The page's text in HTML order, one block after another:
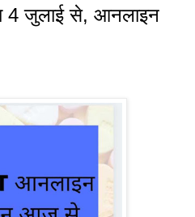
4 जुलाई से, आनलाइन